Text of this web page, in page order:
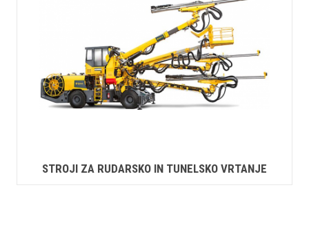
STROJI ZA RUDARSKO IN TUNELSKO VRTANJE